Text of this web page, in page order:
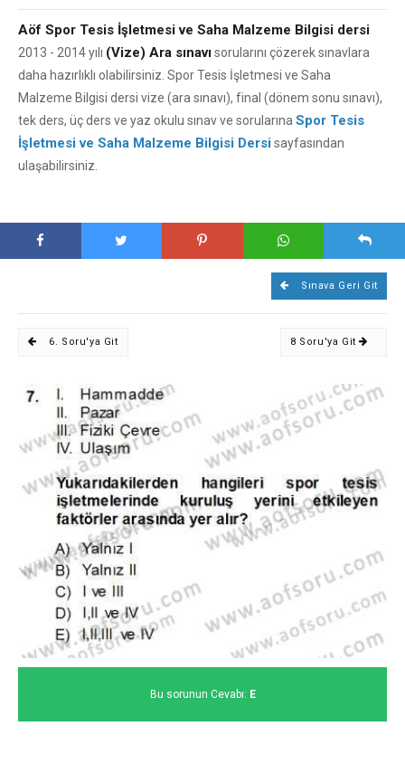
Aöf Spor Tesis İşletmesi ve Saha Malzeme Bilgisi dersi
2013 - 2014 yılı (Vize) Ara sınavısorularını çözerek sınavlara
daha hazırlıklı olabilirsiniz. Spor Tesis İşletmesi ve Saha
Malzeme Bilgisi dersi vize (ara sınavı), final (dönem sonu sınavı),
tek ders, üç ders ve yaz okulu sınav ve sorularına Spor Tesis
İşletmesi ve Saha Malzeme Bilgisi Dersisayfasından
ulaşabilirsiniz.
Sınava Geri Git
6. Soru'ya Git 8 Soru'ya Git
Bu sorunun Cevabı: E